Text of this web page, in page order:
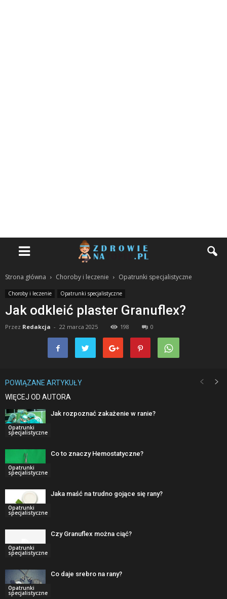
Strona główna Choroby i leczenie Opatrunki specjalistyczne
Choroby i leczenie Opatrunki specjalistyczne
Jak odkleić plaster Granuflex?
Przez Redakcja - 22 marca 2025 198 0
POWIĄZANE ARTYKUŁY
WIĘCEJ OD AUTORA
Opatrunki
specjalistyczne
Jak rozpoznać zakażenie w ranie?
Opatrunki
specjalistyczne
Co to znaczy Hemostatyczne?
Opatrunki
specjalistyczne
Jaka maść na trudno gojące się rany?
Opatrunki
specjalistyczne
Czy Granuflex można ciąć?
Opatrunki
specjalistyczne
Co daje srebro na rany?